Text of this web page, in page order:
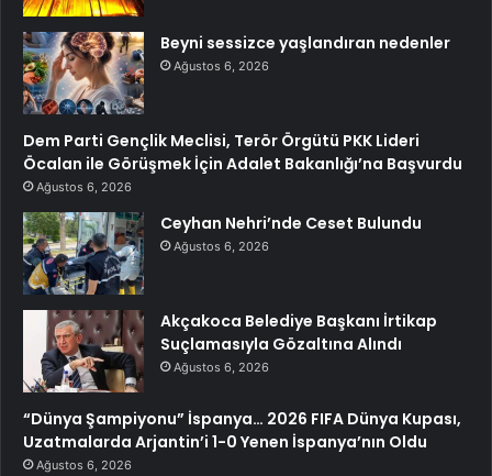
Beyni sessizce yaşlandıran nedenler
Ağustos 6, 2026
Dem Parti Gençlik Meclisi, Terör Örgütü PKK Lideri
Öcalan ile Görüşmek İçin Adalet Bakanlığı’na Başvurdu
Ağustos 6, 2026
Ceyhan Nehri’nde Ceset Bulundu
Ağustos 6, 2026
Akçakoca Belediye Başkanı İrtikap
Suçlamasıyla Gözaltına Alındı
Ağustos 6, 2026
“Dünya Şampiyonu” İspanya… 2026 FIFA Dünya Kupası,
Uzatmalarda Arjantin’i 1-0 Yenen İspanya’nın Oldu
Ağustos 6, 2026